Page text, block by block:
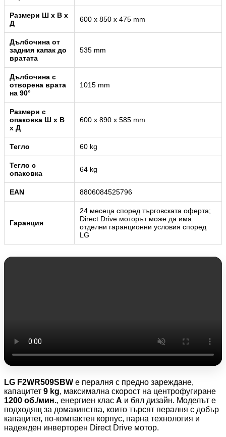
Размери Ш x В x
Д
600 x 850 x 475 mm
Дълбочина от
задния капак до
вратата
535 mm
Дълбочина с
отворена врата
на 90°
1015 mm
Размери с
опаковка Ш x В
x Д
600 x 890 x 585 mm
Тегло 60 kg
Тегло с
опаковка
64 kg
EAN 8806084525796
Гаранция
24 месеца според търговската оферта;
Direct Drive моторът може да има
отделни гаранционни условия според
LG
LG F2WR509SBW е пералня с предно зареждане,
капацитет 9 kg, максимална скорост на центрофугиране
1200 об./мин., енергиен клас A и бял дизайн. Моделът е
подходящ за домакинства, които търсят пералня с добър
капацитет, по-компактен корпус, парна технология и
надежден инверторен Direct Drive мотор.